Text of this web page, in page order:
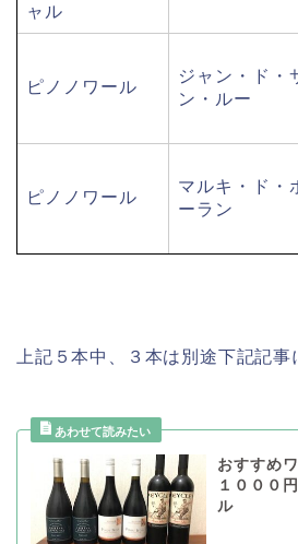
ャル
ピノノワール
ジャン・ド・
ン・ルー
ピノノワール
マルキ・ド・
ーラン
上記５本中、３本は別途下記記事
おすすめ
１０００
ル